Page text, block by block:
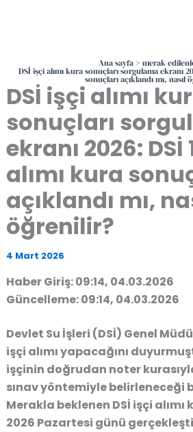
Ana sayfa merak
DSİ işçi alımı kura sonuçları sorgulama ekranı
sonuçları açıklandı mı, nasıl
DSİ işçi alımı
sonuçları
ekranı 2026: DSİ
alımı kura
açıklandı mı,
öğrenilir?
4 Mart 2026
Haber Giriş: 09:14, 04.03.2026
Güncelleme: 09:14, 04.03.2026
Devlet Su İşleri (DSİ) Genel
işçi alımı yapacağını
işçinin doğrudan noter
sınav yöntemiyle belirleneceği
Merakla beklenen DSİ işçi
2026 Pazartesi günü